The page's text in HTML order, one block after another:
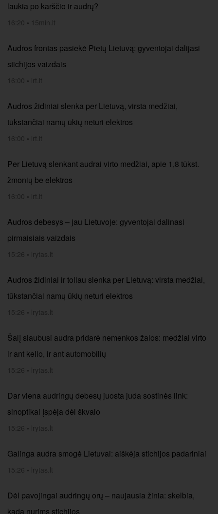
laukia po karščio ir audrų?
16:20 • 15min.lt
Audros frontas pasiekė Pietų Lietuvą: gyventojai dalijasi
stichijos vaizdais
16:00 • lrt.lt
Audros židiniai slenka per Lietuvą, virsta medžiai,
tūkstančiai namų ūkių neturi elektros
16:00 • lrt.lt
Per Lietuvą slenkant audrai virto medžiai, apie 1,8 tūkst.
žmonių be elektros
16:00 • lrt.lt
Audros debesys – jau Lietuvoje: gyventojai dalinasi
pirmaisiais vaizdais
15:26 • lrytas.lt
Audros židiniai ir toliau slenka per Lietuvą: virsta medžiai,
tūkstančiai namų ūkių neturi elektros
15:26 • lrytas.lt
Šalį siaubusi audra pridarė nemenkos žalos: medžiai virto
ir ant kelio, ir ant automobilių
15:26 • lrytas.lt
Dar viena audringų debesų juosta juda sostinės link:
sinoptikai įspėja dėl škvalo
15:26 • lrytas.lt
Galinga audra smogė Lietuvai: aiškėja stichijos padariniai
15:26 • lrytas.lt
Dėl pavojingai audringų orų – naujausia žinia: skelbia,
kada nurims stichijos